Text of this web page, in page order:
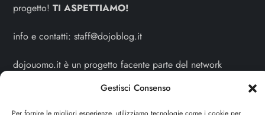
Gestisci Consenso
progetto!TI ASPETTIAMO!
info e contatti:staff@dojoblog.it
dojouomo.it è un progetto facente parte del network
dojoblog.it di proprietà della ReadMore ADV